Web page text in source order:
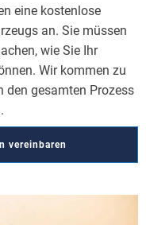
eine kostenlose
an. Sie müssen
wie Sie Ihr
Wir kommen zu
den gesamten Prozess
vereinbaren